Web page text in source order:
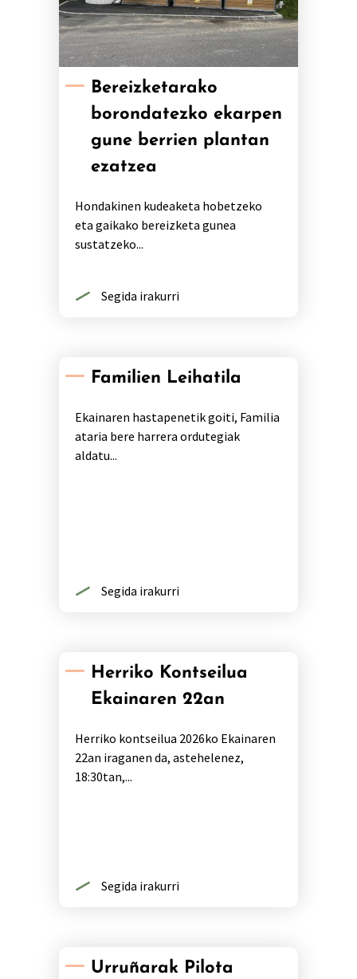
Bereizketarako
borondatezko ekarpen
gune berrien plantan
ezatzea
Hondakinen kudeaketa hobetzeko
eta gaikako bereizketa gunea
sustatzeko...
Segida irakurri
Familien Leihatila
Ekainaren hastapenetik goiti, Familia
ataria bere harrera ordutegiak
aldatu...
Segida irakurri
Herriko Kontseilua
Ekainaren 22an
Herriko kontseilua 2026ko Ekainaren
22an iraganen da, astehelenez,
18:30tan,...
Segida irakurri
Urruñarak Pilota